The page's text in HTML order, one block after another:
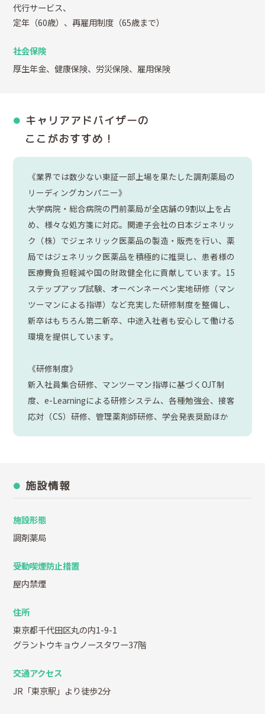
代行サービス、
定年（60歳）、再雇用制度（65歳まで）
社会保険
厚生年金、健康保険、労災保険、雇用保険
キャリアアドバイザーの
ここがおすすめ！
《業界では数少ない東証一部上場を果たした調剤薬局の
リーディングカンパニー》
大学病院・総合病院の門前薬局が全店舗の9割以上を占
め、様々な処方箋に対応。関連子会社の日本ジェネリッ
ク（株）でジェネリック医薬品の製造・販売を行い、薬
局ではジェネリック医薬品を積極的に推奨し、患者様の
医療費負担軽減や国の財政健全化に貢献しています。15
ステップアップ試験、オーベンネーベン実地研修（マン
ツーマンによる指導）など充実した研修制度を整備し、
新卒はもちろん第二新卒、中途入社者も安心して働ける
環境を提供しています。
《研修制度》
新入社員集合研修、マンツーマン指導に基づくOJT制
度、e-Learningによる研修システム、各種勉強会、接客
応対（CS）研修、管理薬剤師研修、学会発表奨励ほか
施設情報
施設形態
調剤薬局
受動喫煙防止措置
屋内禁煙
住所
東京都千代田区丸の内1-9-1
グラントウキョウノースタワー37階
交通アクセス
JR「東京駅」より徒歩2分